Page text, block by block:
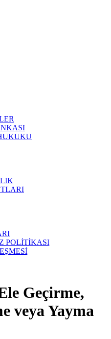
POLİTİKASI
Geçirme,
veya Yayma